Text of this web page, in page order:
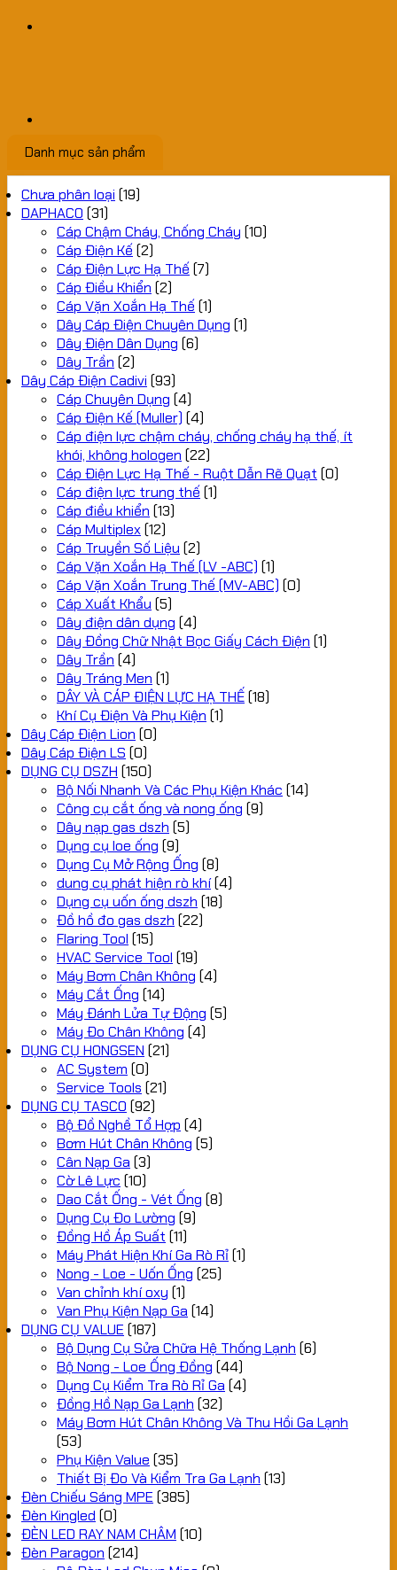
Danh mục sản phẩm
Chưa phân loại (19)
DAPHACO (31)
Cáp Chậm Cháy, Chống Cháy (10)
Cáp Điện Kế (2)
Cáp Điện Lực Hạ Thế (7)
Cáp Điều Khiển (2)
Cáp Vặn Xoắn Hạ Thế (1)
Dây Cáp Điện Chuyên Dụng (1)
Dây Điện Dân Dụng (6)
Dây Trần (2)
Dây Cáp Điện Cadivi (93)
Cáp Chuyên Dụng (4)
Cáp Điện Kế (Muller) (4)
Cáp điện lực chậm cháy, chống cháy hạ thế, ít
khói, không hologen (22)
Cáp Điện Lực Hạ Thế - Ruột Dẫn Rẽ Quạt (0)
Cáp điện lực trung thế (1)
Cáp điều khiển (13)
Cáp Multiplex(12)
Cáp Truyền Số Liệu (2)
Cáp Vặn Xoắn Hạ Thế (LV -ABC) (1)
Cáp Vặn Xoắn Trung Thế (MV-ABC) (0)
Cáp Xuất Khẩu (5)
Dây điện dân dụng (4)
Dây Đồng Chữ Nhật Bọc Giấy Cách Điện (1)
Dây Trần (4)
Dây Tráng Men (1)
DÂY VÀ CÁP ĐIỆN LỰC HẠ THẾ(18)
Khí Cụ Điện Và Phụ Kiện (1)
Dây Cáp Điện Lion (0)
Dây Cáp Điện LS (0)
DỤNG CỤ DSZH (150)
Bộ Nối Nhanh Và Các Phụ Kiện Khác (14)
Công cụ cắt ống và nong ống (9)
Dây nạp gas dszh (5)
Dụng cụ loe ống (9)
Dụng Cụ Mở Rộng Ống (8)
dung cụ phát hiện rò khí(4)
Dụng cụ uốn ống dszh (18)
Đồ hồ đo gas dszh (22)
Flaring Tool (15)
HVAC Service Tool (19)
Máy Bơm Chân Không (4)
Máy Cắt Ống (14)
Máy Đánh Lửa Tự Động (5)
Máy Đo Chân Không (4)
DỤNG CỤ HONGSEN (21)
AC System (0)
Service Tools (21)
DỤNG CỤ TASCO (92)
Bộ Đồ Nghề Tổ Hợp (4)
Bơm Hút Chân Không (5)
Cân Nạp Ga (3)
Cờ Lê Lực (10)
Dao Cắt Ống - Vét Ống (8)
Dụng Cụ Đo Lường (9)
Đồng Hồ Áp Suất (11)
Máy Phát Hiện Khí Ga Rò Rỉ(1)
Nong - Loe - Uốn Ống (25)
Van chỉnh khí oxy (1)
Van Phụ Kiện Nạp Ga (14)
DỤNG CỤ VALUE (187)
Bộ Dụng Cụ Sửa Chữa Hệ Thống Lạnh (6)
Bộ Nong - Loe Ống Đồng (44)
Dụng Cụ Kiểm Tra Rò Rỉ Ga (4)
Đồng Hồ Nạp Ga Lạnh (32)
Máy Bơm Hút Chân Không Và Thu Hồi Ga Lạnh
(53)
Phụ Kiện Value (35)
Thiết Bị Đo Và Kiểm Tra Ga Lạnh (13)
Đèn Chiếu Sáng MPE (385)
Đèn Kingled (0)
ĐÈN LED RAY NAM CHÂM (10)
Đèn Paragon (214)